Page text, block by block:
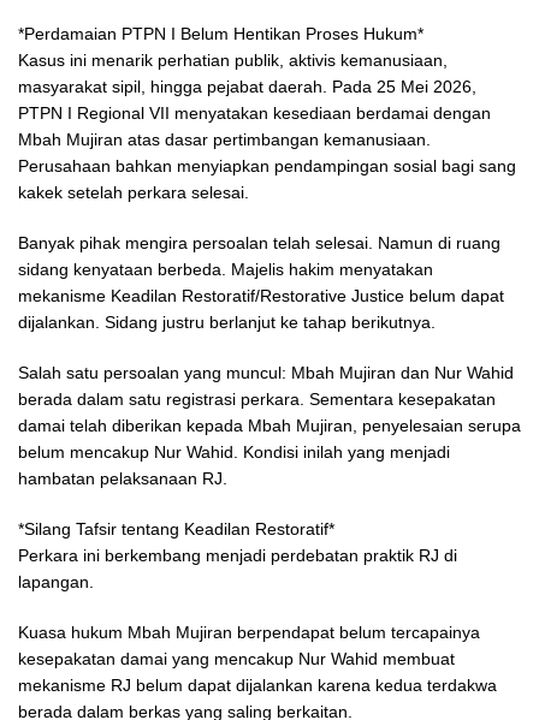
*Perdamaian PTPN I Belum Hentikan Proses Hukum*
Kasus ini menarik perhatian publik, aktivis kemanusiaan,
masyarakat sipil, hingga pejabat daerah. Pada 25 Mei 2026,
PTPN I Regional VII menyatakan kesediaan berdamai dengan
Mbah Mujiran atas dasar pertimbangan kemanusiaan.
Perusahaan bahkan menyiapkan pendampingan sosial bagi sang
kakek setelah perkara selesai.
Banyak pihak mengira persoalan telah selesai. Namun di ruang
sidang kenyataan berbeda. Majelis hakim menyatakan
mekanisme Keadilan Restoratif/Restorative Justice belum dapat
dijalankan. Sidang justru berlanjut ke tahap berikutnya.
Salah satu persoalan yang muncul: Mbah Mujiran dan Nur Wahid
berada dalam satu registrasi perkara. Sementara kesepakatan
damai telah diberikan kepada Mbah Mujiran, penyelesaian serupa
belum mencakup Nur Wahid. Kondisi inilah yang menjadi
hambatan pelaksanaan RJ.
*Silang Tafsir tentang Keadilan Restoratif*
Perkara ini berkembang menjadi perdebatan praktik RJ di
lapangan.
Kuasa hukum Mbah Mujiran berpendapat belum tercapainya
kesepakatan damai yang mencakup Nur Wahid membuat
mekanisme RJ belum dapat dijalankan karena kedua terdakwa
berada dalam berkas yang saling berkaitan.